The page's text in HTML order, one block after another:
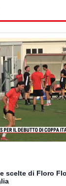
scelte di Floro